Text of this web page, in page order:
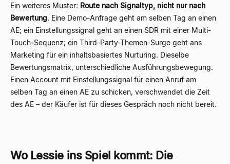
Ein weiteres Muster: Route nach Signaltyp, nicht nur nach
Bewertung. Eine Demo-Anfrage geht am selben Tag an einen
AE; ein Einstellungssignal geht an einen SDR mit einer Multi-
Touch-Sequenz; ein Third-Party-Themen-Surge geht ans
Marketing für ein inhaltsbasiertes Nurturing. Dieselbe
Bewertungsmatrix, unterschiedliche Ausführungsbewegung.
Einen Account mit Einstellungssignal für einen Anruf am
selben Tag an einen AE zu schicken, verschwendet die Zeit
des AE – der Käufer ist für dieses Gespräch noch nicht bereit.
Wo Lessie ins Spiel kommt: Die